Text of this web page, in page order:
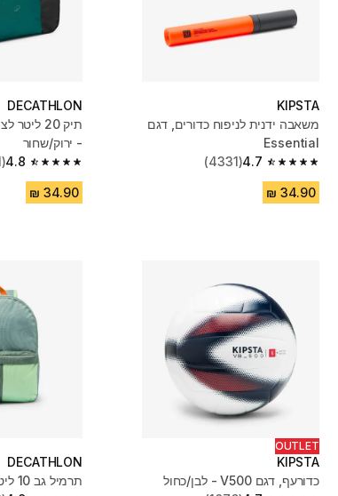
KIPSTA
משאבה ידנית לניפוח כדורים, דגם
Essential
4.7
4.7 out of 5 stars from 4331 reviews
(4331)
DECATHLON
- ירוק/שחור
4.8
4.8 out of 5 stars from 5641 reviews
(5641)
OUTLET
KIPSTA
כדורעף, דגם V500 - לבן/כחול
DECATHLON
תרמיל גב 10 ליטר לילדים - ירוק